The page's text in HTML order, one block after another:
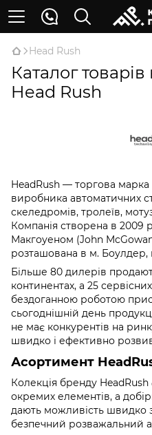
Head Rush
Каталог
Head Rush
HeadRush — торгова
виробника автоматичних
скеледромів, тролеїв,
Компанія створена в 2009
Макгоуеном (John
розташована в м.
Більше 80 дилерів
континентах, а 25
бездоганною роботою
сьогоднішній день
не має конкурентів на
швидко і ефективно
Асортимент
Колекція бренду
окремих елементів, а
дають можливість швидко
безпечний розважальний